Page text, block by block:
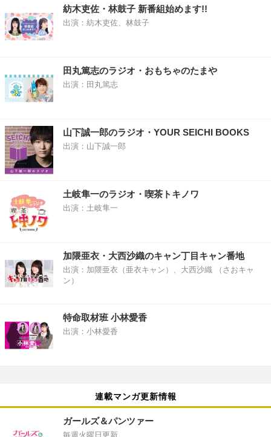
紡木吏佐・林鼓子 新番組始めます!!
出演：紡木吏佐、林鼓子
田丸篤志のラジオ・おもちゃのたまや
出演：田丸篤志
山下誠一郎のラジオ・YOUR SEICHI BOOKS
出演：山下誠一郎
土岐隼一のラジオ・喫茶トキノワ
出演：土岐隼一
加隈亜衣・大西沙織のキャン丁目キャン番地
出演：加隈亜衣（亜衣キャン）、大西沙織 （さおキャ
ン）
特命取材班 小林愛香
出演：小林愛香
連載マンガ更新情報
ガールズ＆パンツァー
毎週火曜日更新